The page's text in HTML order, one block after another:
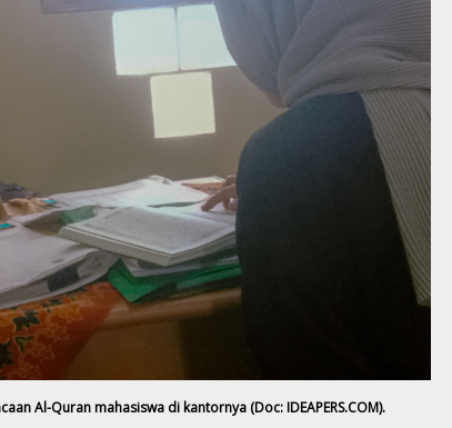
Al-Quran mahasiswa di kantornya (Doc: IDEAPERS.COM).